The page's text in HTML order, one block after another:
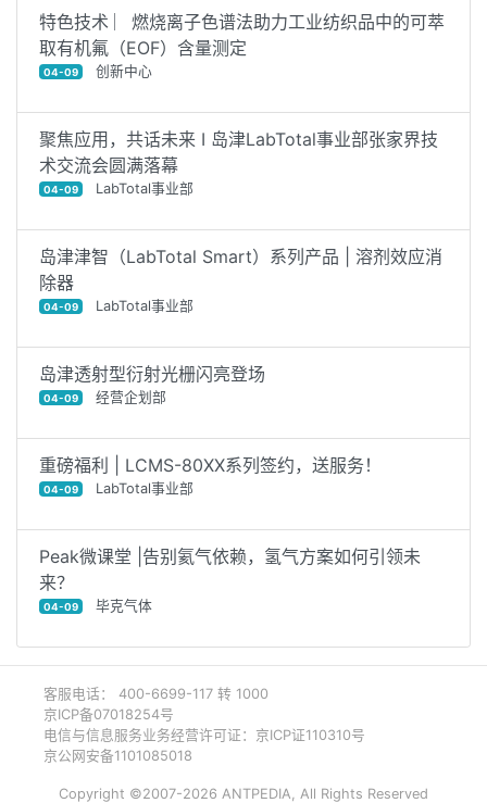
特色技术 ︳燃烧离子色谱法助力工业纺织品中的可萃
取有机氟（EOF）含量测定
04-09 创新中心
聚焦应用，共话未来 I 岛津LabTotal事业部张家界技
术交流会圆满落幕
04-09 LabTotal事业部
岛津津智（LabTotal Smart）系列产品 | 溶剂效应消
除器
04-09 LabTotal事业部
岛津透射型衍射光栅闪亮登场
04-09 经营企划部
重磅福利 | LCMS-80XX系列签约，送服务！
04-09 LabTotal事业部
Peak微课堂 |告别氦气依赖，氢气方案如何引领未
来？
04-09 毕克气体
客服电话： 400-6699-117 转 1000
京ICP备07018254号
电信与信息服务业务经营许可证：京ICP证110310号
京公网安备1101085018
Copyright ©2007-2026 ANTPEDIA, All Rights Reserved